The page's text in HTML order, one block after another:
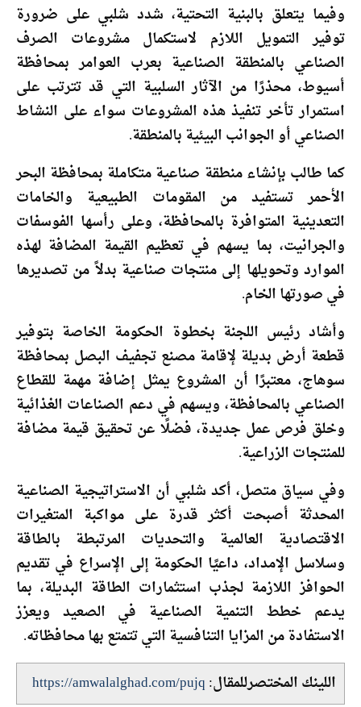
وفيما يتعلق بالبنية التحتية، شدد شلبي على ضرورة
توفير التمويل اللازم لاستكمال مشروعات الصرف
الصناعي بالمنطقة الصناعية بعرب العوامر بمحافظة
أسيوط، محذرًا من الآثار السلبية التي قد تترتب على
استمرار تأخر تنفيذ هذه المشروعات سواء على النشاط
الصناعي أو الجوانب البيئية بالمنطقة.
كما طالب بإنشاء منطقة صناعية متكاملة بمحافظة البحر
الأحمر تستفيد من المقومات الطبيعية والخامات
التعدينية المتوافرة بالمحافظة، وعلى رأسها الفوسفات
والجرانيت، بما يسهم في تعظيم القيمة المضافة لهذه
الموارد وتحويلها إلى منتجات صناعية بدلاً من تصديرها
في صورتها الخام.
وأشاد رئيس اللجنة بخطوة الحكومة الخاصة بتوفير
قطعة أرض بديلة لإقامة مصنع تجفيف البصل بمحافظة
سوهاج، معتبرًا أن المشروع يمثل إضافة مهمة للقطاع
الصناعي بالمحافظة، ويسهم في دعم الصناعات الغذائية
وخلق فرص عمل جديدة، فضلًا عن تحقيق قيمة مضافة
للمنتجات الزراعية.
وفي سياق متصل، أكد شلبي أن الاستراتيجية الصناعية
المحدثة أصبحت أكثر قدرة على مواكبة المتغيرات
الاقتصادية العالمية والتحديات المرتبطة بالطاقة
وسلاسل الإمداد، داعيًا الحكومة إلى الإسراع في تقديم
الحوافز اللازمة لجذب استثمارات الطاقة البديلة، بما
يدعم خطط التنمية الصناعية في الصعيد ويعزز
الاستفادة من المزايا التنافسية التي تتمتع بها محافظاته.
اللينك المختصرللمقال:https://amwalalghad.com/pujq